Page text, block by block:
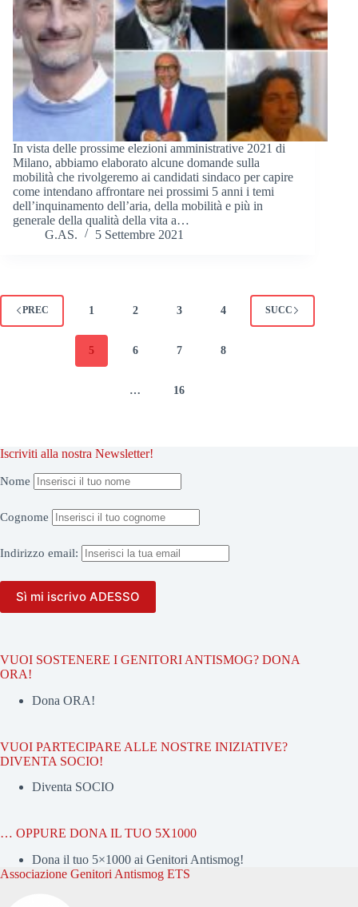
In vista delle prossime elezioni amministrative 2021 di
Milano, abbiamo elaborato alcune domande sulla
mobilità che rivolgeremo ai candidati sindaco per capire
come intendano affrontare nei prossimi 5 anni i temi
dell’inquinamento dell’aria, della mobilità e più in
generale della qualità della vita a…
G.AS.
5 Settembre 2021
PREC 1 2 3 4
5 6 7 8
… 16
SUCC
Iscriviti alla nostra Newsletter!
Nome
Cognome
Indirizzo email:
VUOI SOSTENERE I GENITORI ANTISMOG? DONA
ORA!
Dona ORA!
VUOI PARTECIPARE ALLE NOSTRE INIZIATIVE?
DIVENTA SOCIO!
Diventa SOCIO
… OPPURE DONA IL TUO 5X1000
Dona il tuo 5×1000 ai Genitori Antismog!
Associazione Genitori Antismog ETS